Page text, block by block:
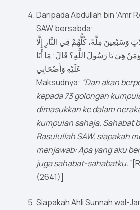
Daripada Abdullah bin ‘Amr
SAW bersabda:
وَسَبْعِينَ مِلَّةً، كُلُّهُمْ فِي النَّارِ إِلَّا
هِيَ يَا رَسُولَ اللَّهِ؟ قَالَ: مَا أَنَا
عَلَيْهِ وَأَصْحَابِي
Maksudnya: “Dan akan
kepada 73 golongan
dimasukkan ke dalam
kumpulan sahaja. Sahabat
Rasulullah SAW, siapakah
menjawab: Apa yang aku
juga sahabat-sahabatku.”
(2641)]
Siapakah Ahli Sunnah wal-